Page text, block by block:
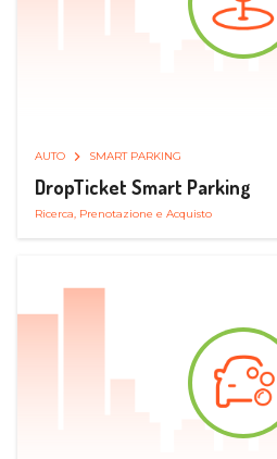
AUTO SMART PARKING
DropTicket Smart Parking
Ricerca, Prenotazione e Acquisto